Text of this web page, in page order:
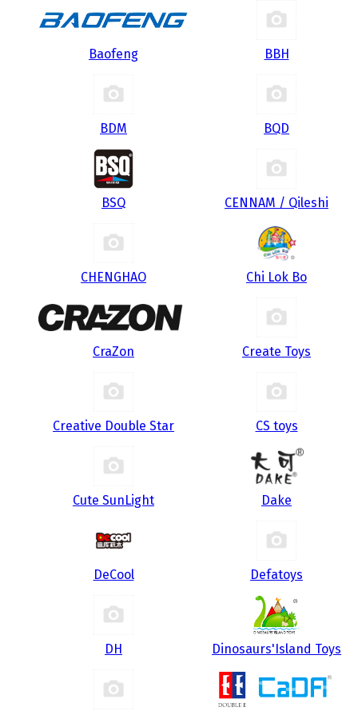
Baofeng BBH
BDM BQD
BSQ CENNAM / Qileshi
CHENGHAO Chi Lok Bo
CraZon Create Toys
Creative Double Star CS toys
Cute SunLight Dake
DeCool Defatoys
DH Dinosaurs'Island Toys